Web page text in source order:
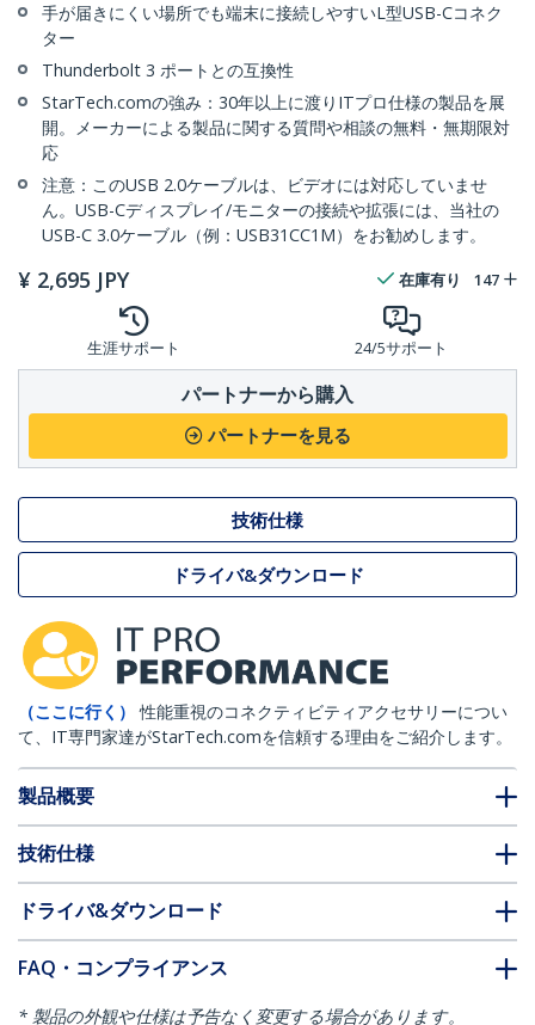
手が届きにくい場所でも端末に接続しやすいL型USB-Cコネク
ター
Thunderbolt 3 ポートとの互換性
StarTech.comの強み：30年以上に渡りITプロ仕様の製品を展
開。メーカーによる製品に関する質問や相談の無料・無期限対
応
注意：このUSB 2.0ケーブルは、ビデオには対応していませ
ん。USB-Cディスプレイ/モニターの接続や拡張には、当社の
USB-C 3.0ケーブル（例：USB31CC1M）をお勧めします。
¥ 2,695 JPY 在庫有り 147
生涯サポート 24/5サポート
パートナーから購入
パートナーを見る
技術仕様
ドライバ&ダウンロード
（ここに行く）
性能重視のコネクティビティアクセサリーについ
て、IT専門家達がStarTech.comを信頼する理由をご紹介します。
製品概要
技術仕様
ドライバ&ダウンロード
FAQ・コンプライアンス
* 製品の外観や仕様は予告なく変更する場合があります。